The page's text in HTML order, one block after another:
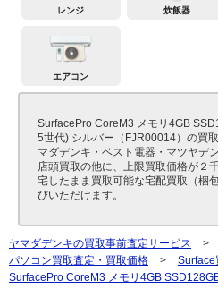
レンジ 炊飯器
エアコン
SurfacePro CoreM3 メモリ4GB
5世代) シルバー（FJR00014）の買
マダデンキ・ベスト電器・マツヤデ
店頭買取の他に、上限買取価格が２
宅したまま買取可能な宅配買取（梱
びいただけます。
ヤマダデンキの買取事前査定サービス
>
パソコン買取査定・買取価格
> Surface
SurfacePro CoreM3 メモリ4GB